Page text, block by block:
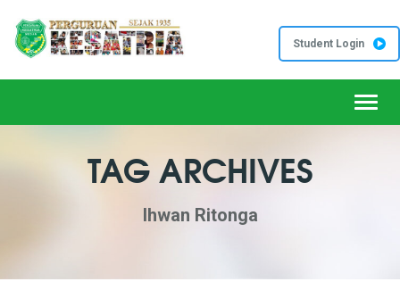
Student Login
TAG ARCHIVES
Ihwan Ritonga